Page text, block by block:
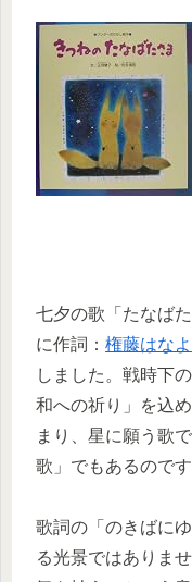
七夕の歌「たなば
に作詞： 権藤はなよ
しました。戦時下
和への祈り」を込
まり、星に願う歌
歌」でもあるのです
歌詞の「のきばに
る光景ではありま